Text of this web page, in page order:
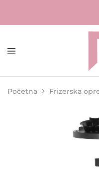
FAME
za
Početna Frizerska